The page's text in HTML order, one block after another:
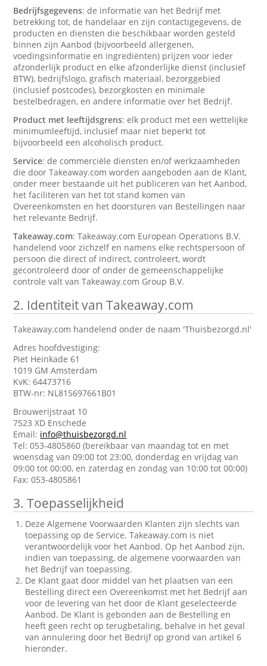
Bedrijfsgegevens: de informatie van het Bedrijf met
betrekking tot, de handelaar en zijn contactigegevens, de
producten en diensten die beschikbaar worden gesteld
binnen zijn Aanbod (bijvoorbeeld allergenen,
voedingsinformatie en ingrediënten) prijzen voor ieder
afzonderlijk product en elke afzonderlijke dienst (inclusief
BTW), bedrijfslogo, grafisch materiaal, bezorggebied
(inclusief postcodes), bezorgkosten en minimale
bestelbedragen, en andere informatie over het Bedrijf.
Product met leeftijdsgrens: elk product met een wettelijke
minimumleeftijd, inclusief maar niet beperkt tot
bijvoorbeeld een alcoholisch product.
Service: de commerciële diensten en/of werkzaamheden
die door Takeaway.com worden aangeboden aan de Klant,
onder meer bestaande uit het publiceren van het Aanbod,
het faciliteren van het tot stand komen van
Overeenkomsten en het doorsturen van Bestellingen naar
het relevante Bedrijf.
Takeaway.com: Takeaway.com European Operations B.V.
handelend voor zichzelf en namens elke rechtspersoon of
persoon die direct of indirect, controleert, wordt
gecontroleerd door of onder de gemeenschappelijke
controle valt van Takeaway.com Group B.V.
2. Identiteit van Takeaway.com
Takeaway.com handelend onder de naam 'Thuisbezorgd.nl'
Adres hoofdvestiging:
Piet Heinkade 61
1019 GM Amsterdam
KvK: 64473716
BTW-nr: NL815697661B01
Brouwerijstraat 10
7523 XD Enschede
Email: info@thuisbezorgd.nl
Tel: 053-4805860 (bereikbaar van maandag tot en met
woensdag van 09:00 tot 23:00, donderdag en vrijdag van
09:00 tot 00:00, en zaterdag en zondag van 10:00 tot 00:00)
Fax: 053-4805861
3. Toepasselijkheid
Deze Algemene Voorwaarden Klanten zijn slechts van
toepassing op de Service. Takeaway.com is niet
verantwoordelijk voor het Aanbod. Op het Aanbod zijn,
indien van toepassing, de algemene voorwaarden van
het Bedrijf van toepassing.
De Klant gaat door middel van het plaatsen van een
Bestelling direct een Overeenkomst met het Bedrijf aan
voor de levering van het door de Klant geselecteerde
Aanbod. De Klant is gebonden aan de Bestelling en
heeft geen recht op terugbetaling, behalve in het geval
van annulering door het Bedrijf op grond van artikel 6
hieronder.